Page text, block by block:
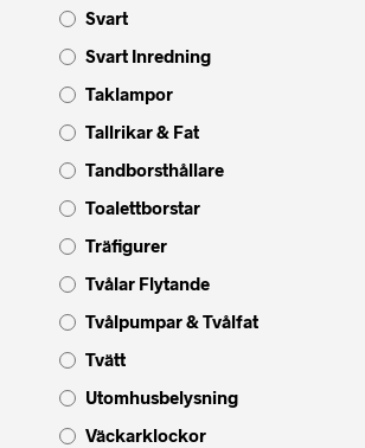
Svart
Svart Inredning
Taklampor
Tallrikar & Fat
Tandborsthållare
Toalettborstar
Träfigurer
Tvålar Flytande
Tvålpumpar & Tvålfat
Tvätt
Utomhusbelysning
Väckarklockor